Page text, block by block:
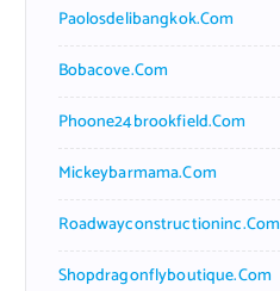
Paolosdelibangkok.com
Bobacove.com
Phoone24brookfield.com
Mickeybarmama.com
Roadwayconstructioninc.com
Shopdragonflyboutique.com